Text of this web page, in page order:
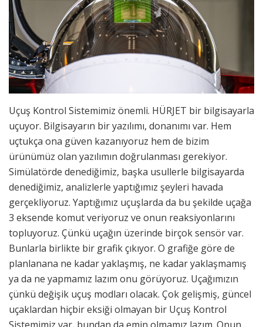
Uçuş Kontrol Sistemimiz önemli. HÜRJET bir bilgisayarla
uçuyor. Bilgisayarın bir yazılımı, donanımı var. Hem
uçtukça ona güven kazanıyoruz hem de bizim
ürünümüz olan yazılımın doğrulanması gerekiyor.
Simülatörde denediğimiz, başka usullerle bilgisayarda
denediğimiz, analizlerle yaptığımız şeyleri havada
gerçekliyoruz. Yaptığımız uçuşlarda da bu şekilde uçağa
3 eksende komut veriyoruz ve onun reaksiyonlarını
topluyoruz. Çünkü uçağın üzerinde birçok sensör var.
Bunlarla birlikte bir grafik çıkıyor. O grafiğe göre de
planlanana ne kadar yaklaşmış, ne kadar yaklaşmamış
ya da ne yapmamız lazım onu görüyoruz. Uçağımızın
çünkü değişik uçuş modları olacak. Çok gelişmiş, güncel
uçaklardan hiçbir eksiği olmayan bir Uçuş Kontrol
Sistemimiz var, bundan da emin olmamız lazım. Onun